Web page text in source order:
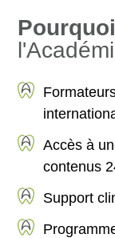
Accès à
contenus
Support